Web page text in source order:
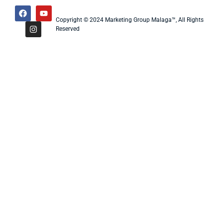
Copyright © 2024 Marketing Group Malaga™, All Rights
Reserved